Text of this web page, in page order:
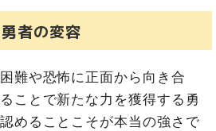
義の深い統合
）
叡智を汲み上げる
者の変容
難や恐怖に正面から向き合
ことで新たな力を獲得する勇
めることこそが本当の強さで